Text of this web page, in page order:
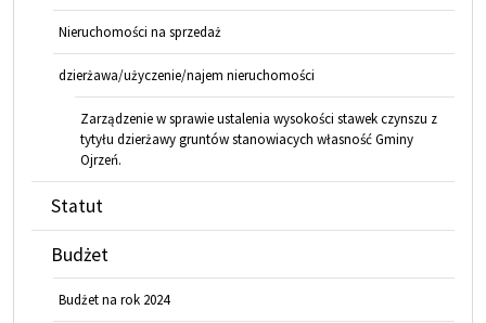
Nieruchomości na sprzedaż
dzierżawa/użyczenie/najem nieruchomości
Zarządzenie w sprawie ustalenia wysokości stawek czynszu z
tytyłu dzierżawy gruntów stanowiacych własność Gminy
Ojrzeń.
Statut
Budżet
Budżet na rok 2024